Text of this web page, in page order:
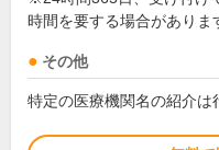
時間を要する場合がありま
その他
特定の医療機関名の紹介は